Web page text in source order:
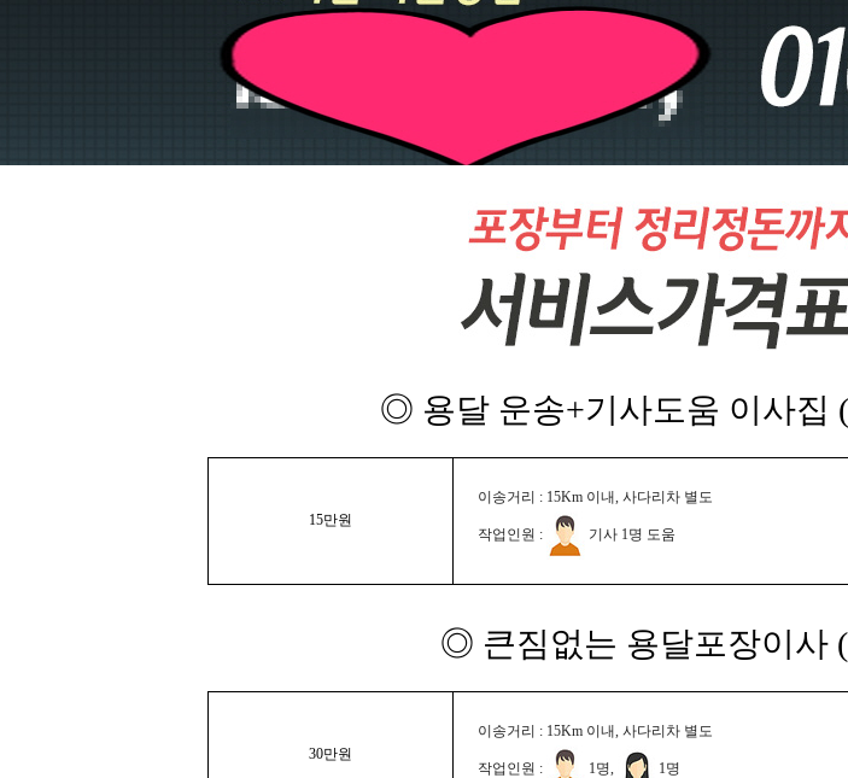
◎ 용달 운송+기사도움 이사집
15만원
이송거리 : 15Km 이내, 사다리차 별도
작업인원 : 기사 1명 도움
◎ 큰짐없는 용달포장이사
30만원
이송거리 : 15Km 이내, 사다리차 별도
작업인원 : 1명, 1명